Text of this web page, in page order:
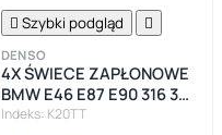
 Szybki podgląd 
DENSO
4X ŚWIECE ZAPŁONOWE
BMW E46 E87 E90 316 318
320
Indeks: K20TT